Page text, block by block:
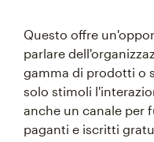
Questo offre
parlare
gamma di prodotti o
solo stimoli
anche un canale per
paganti e iscritti